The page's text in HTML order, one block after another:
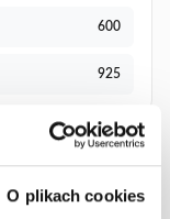
O plikach cookies
600
925